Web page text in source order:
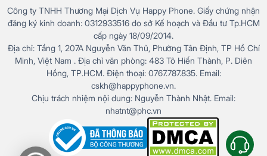
Công ty TNHH Thương Mại Dịch Vụ Happy Phone. Giấy chứng nhận
đăng ký kinh doanh: 0312933516 do sở Kế hoạch và Đầu tư Tp.HCM
cấp ngày 18/09/2014.
Địa chỉ: Tầng 1, 207A Nguyễn Văn Thủ, Phường Tân Định, TP Hồ Chí
Minh, Việt Nam . Địa chỉ văn phòng: 483 Tô Hiến Thành, P. Diên
Hồng, TP.HCM. Điện thoại: 0767.787.835. Email:
cskh@happyphone.vn.
Chịu trách nhiệm nội dung: Nguyễn Thành Nhật. Email:
nhatnt@phc.vn